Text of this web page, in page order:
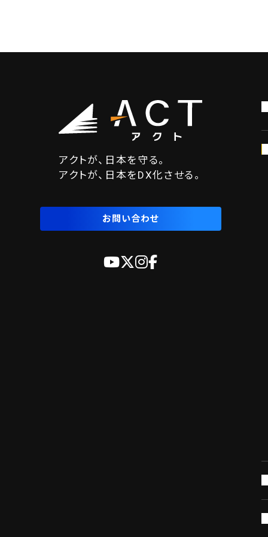
アクトが、日本を守る。
アクトが、日本をDX化させる。
お問い合わせ